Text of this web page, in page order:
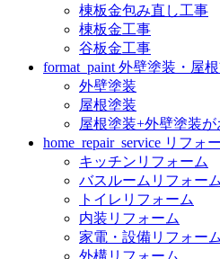
棟板金包み直し工事
棟板金工事
谷板金工事
format_paint 外壁塗装・屋
外壁塗装
屋根塗装
屋根塗装+外壁塗装が
home_repair_service リフォ
キッチンリフォーム
バスルームリフォーム
トイレリフォーム
内装リフォーム
家電・設備リフォーム
外構リフォーム